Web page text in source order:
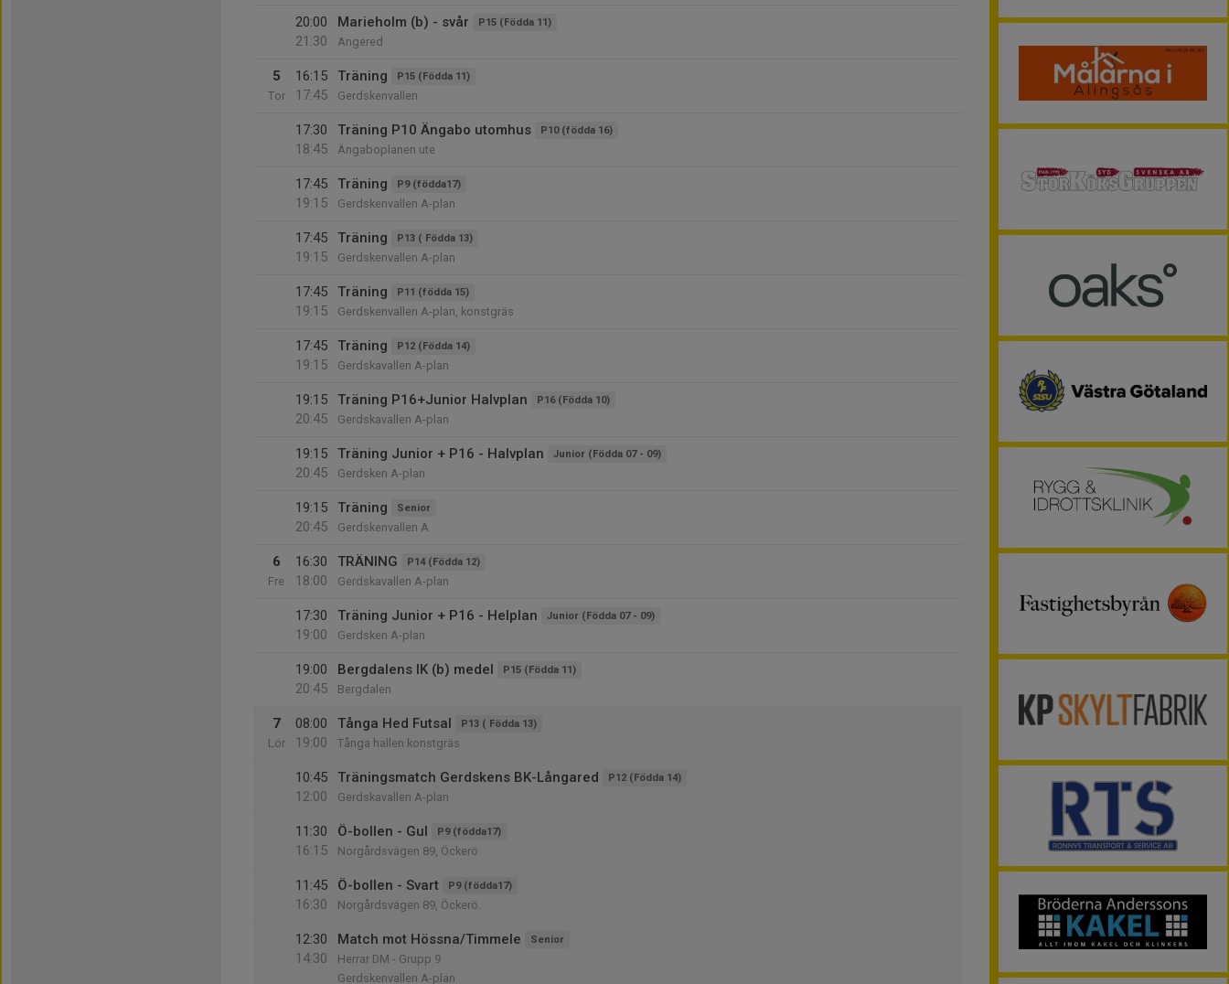
20:00
21:30
Marieholm (b) - svår P15 (Födda 11)
Angered
5
Tor
16:15
17:45
Träning P15 (Födda 11)
Gerdskenvallen
17:30
18:45
Träning P10 Ängabo utomhus P10 (födda 16)
Ängaboplanen ute
17:45
19:15
Träning P9 (födda17)
Gerdskenvallen A-plan
17:45
19:15
Träning P13 ( Födda 13)
Gerdskenvallen A-plan
17:45
19:15
Träning P11 (födda 15)
Gerdskenvallen A-plan, konstgräs
17:45
19:15
Träning P12 (Födda 14)
Gerdskavallen A-plan
19:15
20:45
Träning P16+Junior Halvplan P16 (Födda 10)
Gerdskavallen A-plan
19:15
20:45
Träning Junior + P16 - Halvplan Junior (Födda 07 - 09)
Gerdsken A-plan
19:15
20:45
Träning Senior
Gerdskenvallen A
6
Fre
16:30
18:00
TRÄNING P14 (Födda 12)
Gerdskavallen A-plan
17:30
19:00
Träning Junior + P16 - Helplan Junior (Födda 07 - 09)
Gerdsken A-plan
19:00
20:45
Bergdalens IK (b) medel P15 (Födda 11)
Bergdalen
7
Lör
08:00
19:00
Tånga Hed Futsal P13 ( Födda 13)
Tånga hallen konstgräs
10:45
12:00
Träningsmatch Gerdskens BK-Långared P12 (Födda 14)
Gerdskavallen A-plan
11:30
16:15
Ö-bollen - Gul P9 (födda17)
Norgårdsvägen 89, Öckerö
11:45
16:30
Ö-bollen - Svart P9 (födda17)
Norgårdsvägen 89, Öckerö.
12:30
14:30
Match mot Hössna/Timmele Senior
Herrar DM - Grupp 9
Gerdskenvallen A-plan